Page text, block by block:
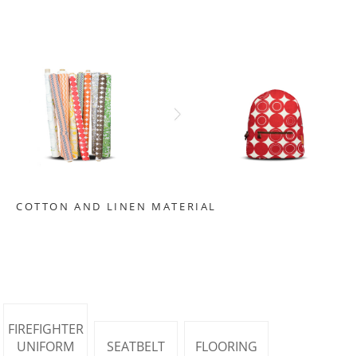
COTTON AND LINEN MATERIAL
FIREFIGHTER
UNIFORM
SEATBELT FLOORING